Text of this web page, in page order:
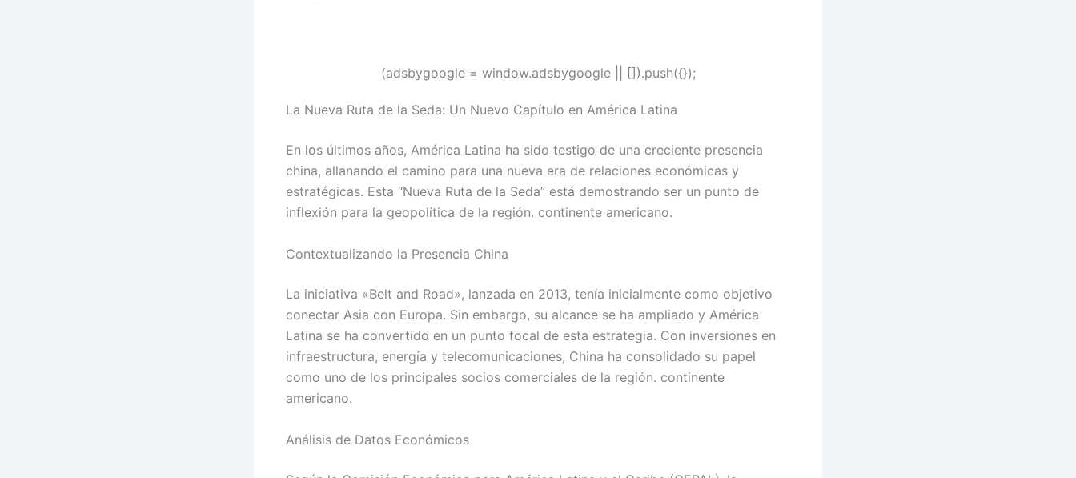
(adsbygoogle = window.adsbygoogle || []).push({});
La Nueva Ruta de la Seda: Un Nuevo Capítulo en América Latina
En los últimos años, América Latina ha sido testigo de una creciente presencia
china, allanando el camino para una nueva era de relaciones económicas y
estratégicas. Esta “Nueva Ruta de la Seda” está demostrando ser un punto de
inflexión para la geopolítica de la región. continente americano.
Contextualizando la Presencia China
La iniciativa «Belt and Road», lanzada en 2013, tenía inicialmente como objetivo
conectar Asia con Europa. Sin embargo, su alcance se ha ampliado y América
Latina se ha convertido en un punto focal de esta estrategia. Con inversiones en
infraestructura, energía y telecomunicaciones, China ha consolidado su papel
como uno de los principales socios comerciales de la región. continente
americano.
Análisis de Datos Económicos